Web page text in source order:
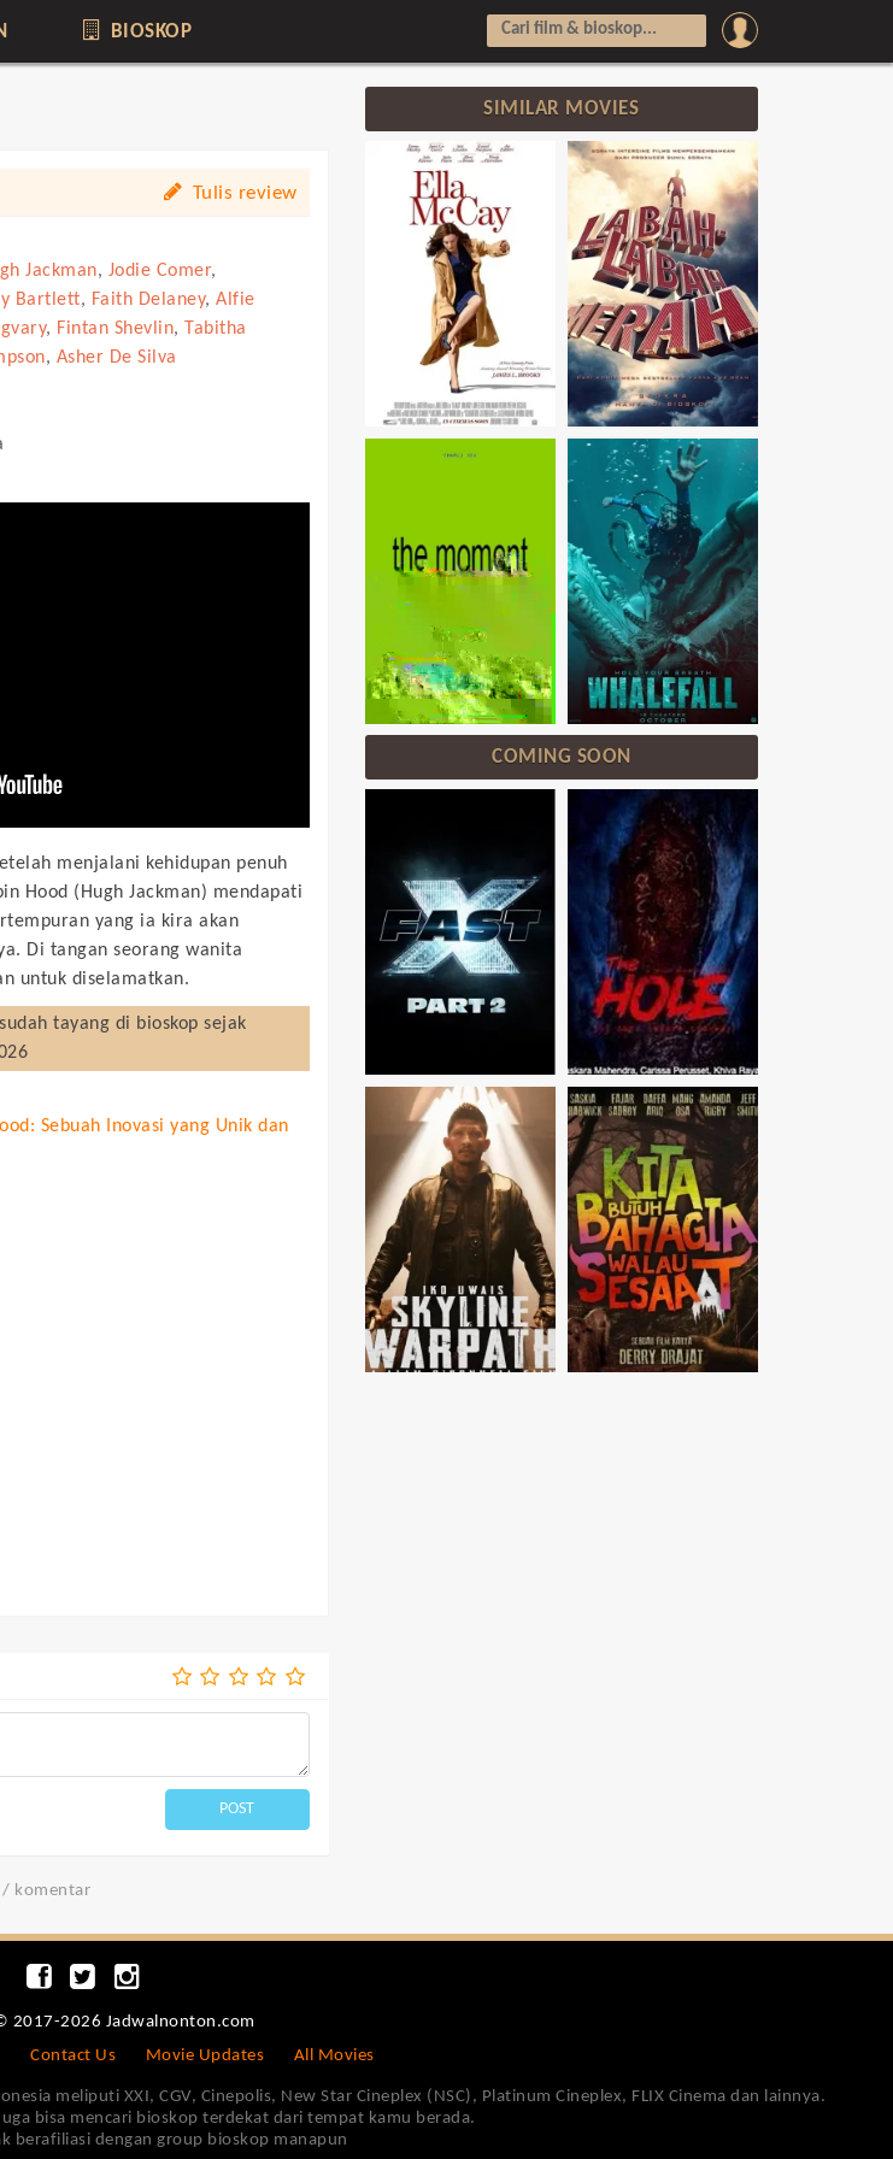
BIOSKOP
Tulis review
Jackman, Jodie Comer,
Bartlett, Faith Delaney, Alfie
, Fintan Shevlin,
Tabitha
, Asher De Silva
menjalani kehidupan penuh
Hood (Hugh Jackman) mendapati
yang ia kira akan
Di tangan seorang wanita
untuk diselamatkan.
sudah tayang di bioskop sejak
Sebuah Inovasi yang Unik dan
POST
/ komentar
SIMILAR MOVIES
COMING SOON
2017-2026 Jadwalnonton.com
Contact Us Movie Updates All Movies
meliputi XXI, CGV, Cinepolis, New Star Cineplex (NSC), Platinum Cineplex, FLIX Cinema dan lainnya.
bisa mencari bioskop terdekat dari tempat kamu berada.
berafiliasi dengan group bioskop manapun